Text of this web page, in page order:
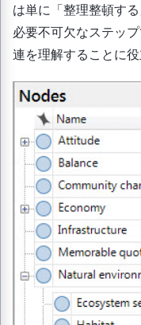
は単に「整理整頓す
必要不可欠なステッ
連を理解することに役